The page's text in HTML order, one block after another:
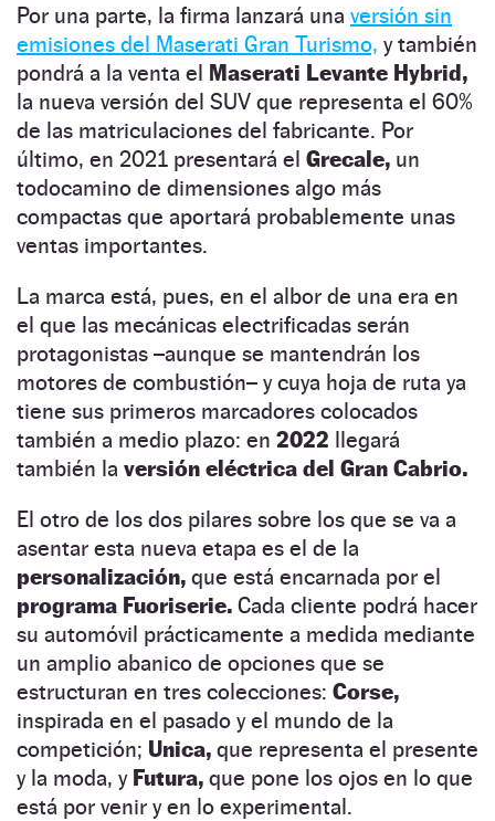
Por una parte, la firma lanzará una versión sin
emisiones del Maserati Gran Turismo, y también
pondrá a la venta el Maserati Levante Hybrid,
la nueva versión del SUV que representa el 60%
de las matriculaciones del fabricante. Por
último, en 2021 presentará el Grecale, un
todocamino de dimensiones algo más
compactas que aportará probablemente unas
ventas importantes.
La marca está, pues, en el albor de una era en
el que las mecánicas electrificadas serán
protagonistas –aunque se mantendrán los
motores de combustión– y cuya hoja de ruta ya
tiene sus primeros marcadores colocados
también a medio plazo: en 2022 llegará
también la versión eléctrica del Gran Cabrio.
El otro de los dos pilares sobre los que se va a
asentar esta nueva etapa es el de la
personalización, que está encarnada por el
programa Fuoriserie. Cada cliente podrá hacer
su automóvil prácticamente a medida mediante
un amplio abanico de opciones que se
estructuran en tres colecciones: Corse,
inspirada en el pasado y el mundo de la
competición; Unica, que representa el presente
y la moda, y Futura, que pone los ojos en lo que
está por venir y en lo experimental.